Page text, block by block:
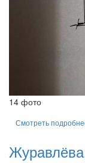
14 фото
Смотреть